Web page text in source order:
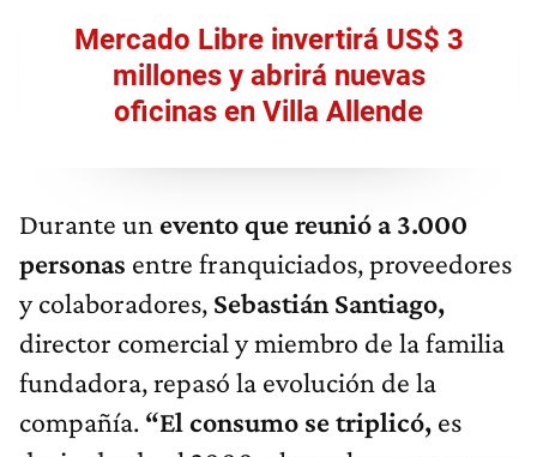
Mercado Libre invertirá US$ 3
millones y abrirá nuevas
oficinas en Villa Allende​
Durante un evento que reunió a 3.000
personas entre franquiciados, proveedores
y colaboradores, Sebastián Santiago,
director comercial y miembro de la familia
fundadora, repasó la evolución de la
compañía. “El consumo se triplicó, es